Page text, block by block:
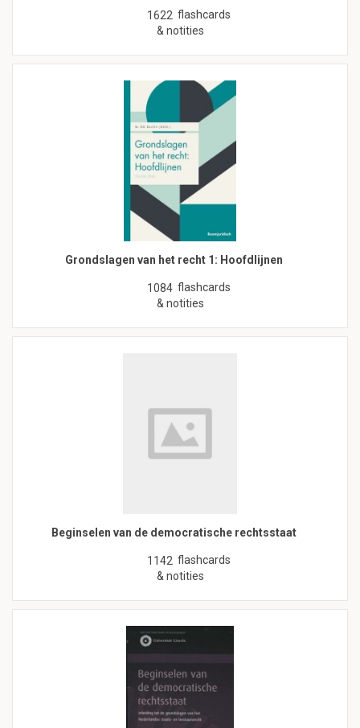
1622 flashcards
& notities
Grondslagen van het recht 1: Hoofdlijnen
1084 flashcards
& notities
Beginselen van de democratische rechtsstaat
1142 flashcards
& notities